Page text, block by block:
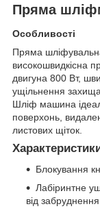
Пряма
Особливості
Пряма
високошвидкісна
двигуна 800 Вт,
ущільнення
Шліф машина
поверхонь,
листових щіток.
Блокування
Лабіринтне
від забруднення